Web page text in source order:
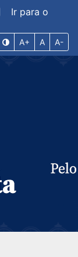
Ir para o
A+ A A-